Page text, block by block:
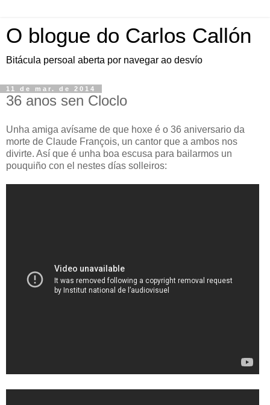
O blogue do Carlos Callón
Bitácula persoal aberta por navegar ao desvío
11 de mar. de 2014
36 anos sen Cloclo
Unha amiga avísame de que hoxe é o 36 aniversario da
morte de Claude François, un cantor que a ambos nos
divirte. Así que é unha boa escusa para bailarmos un
pouquiño con el nestes días solleiros: